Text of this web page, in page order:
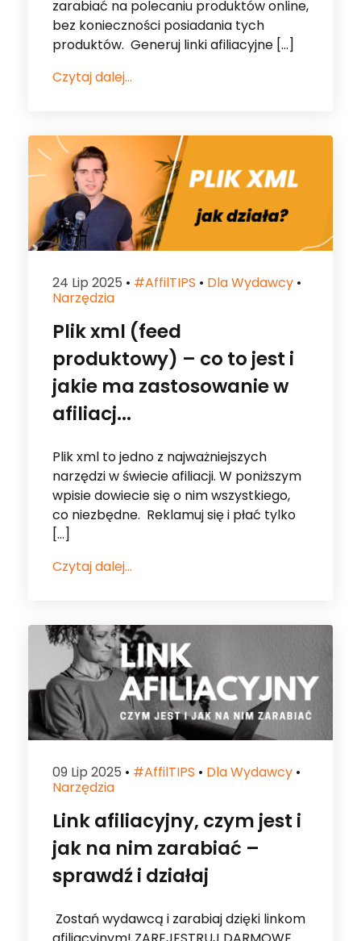
24 Lip 2025• #affilTIPS • Dla Wydawcy
Narzędzia
Plik xml (feed
produktowy) – co to jest i
jakie ma zastosowanie w
afiliacj...
Plik xml to jedno z najważniejszych
narzędzi w świecie afiliacji. W poniższym
wpisie dowiecie się o nim wszystkiego,
[…]
Czytaj dalej...
09 Lip 2025•#affilTIPS•Dla Wydawcy•
Narzędzia
Link afiliacyjny, czym jest i
jak na nim zarabiać –
sprawdź i działaj
Zostań wydawcą i zarabiaj dzięki linkom
afiliacyjnym! ZAREJESTRUJ DARMOWE
KONTO WYDAWCY Link afiliacyjny
kreatywny sposób polecać produkty i